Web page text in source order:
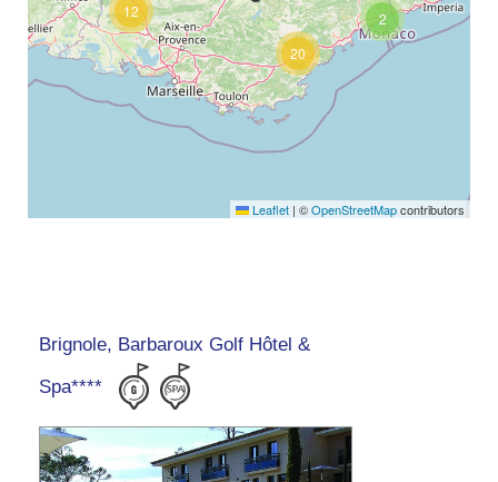
2
20
12
Leaflet | ©OpenStreetMapcontributors
Brignole, Barbaroux Golf Hôtel &
Spa****